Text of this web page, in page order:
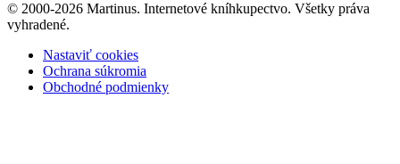
© 2000-2026 Martinus. Internetové kníhkupectvo. Všetky práva
vyhradené.
Nastaviť cookies
Ochrana súkromia
Obchodné podmienky